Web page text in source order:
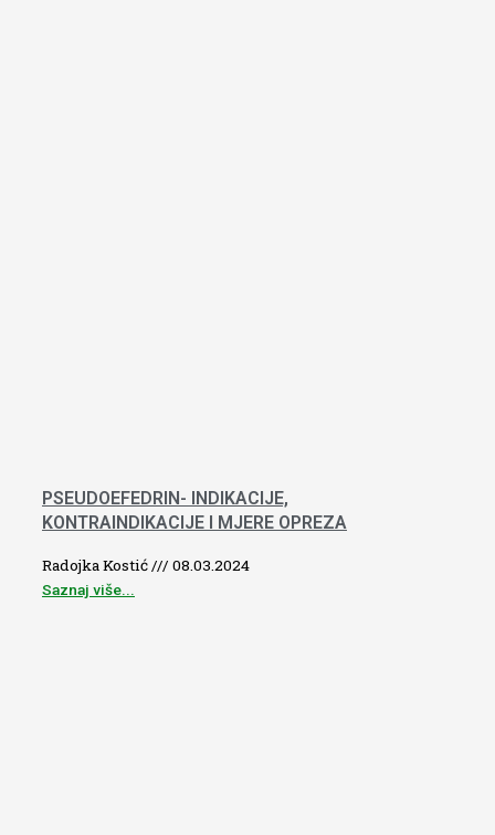
PSEUDOEFEDRIN- INDIKACIJE,
KONTRAINDIKACIJE I MJERE OPREZA
Radojka Kostić 08.03.2024
Saznaj više...